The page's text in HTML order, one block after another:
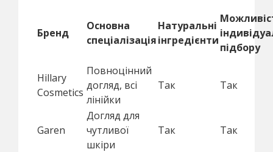
Бренд
Основна
спеціалізація
Натуральні
інгредієнти
підбору
Hillary
Cosmetics
Повноцінний
догляд, всі
лінійки
Так Так
Garen
Догляд для
чутливої
шкіри
Так Так